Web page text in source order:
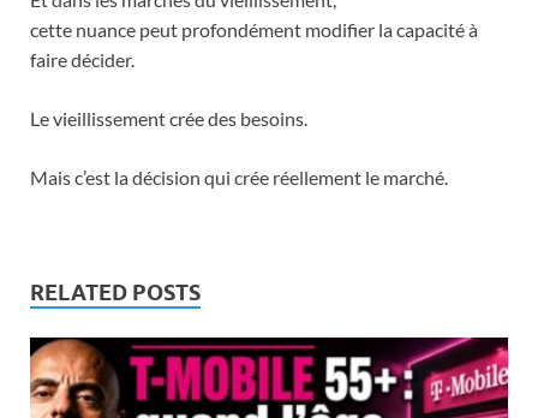
cette nuance peut profondément modifier la capacité à
faire décider.
Le vieillissement crée des besoins.
Mais c’est la décision qui crée réellement le marché.
RELATED POSTS